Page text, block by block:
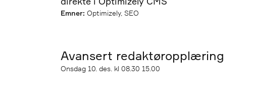
Emner: Optimizely, SEO
Avansert redaktøropplæring
Onsdag 10. des. kl 08.30 15.00